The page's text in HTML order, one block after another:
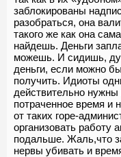
заблокированы
разобраться, она
такого же как она
найдешь. Деньги
можешь. И сидишь,
деньги, если можно
получить. Идиоты
действительно
потраченное время и
от таких горе-
организовать работу
подальше. Жаль,что
нервы убивать и